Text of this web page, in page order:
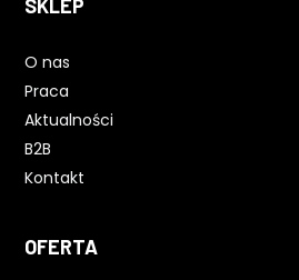
SKLEP
O nas
Praca
Aktualności
B2B
Kontakt
OFERTA